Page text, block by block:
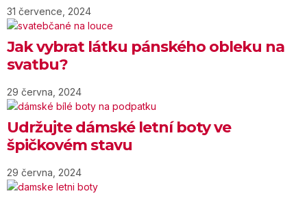
31 července, 2024
Jak vybrat látku pánského obleku na
svatbu?
29 června, 2024
Udržujte dámské letní boty ve
špičkovém stavu
29 června, 2024